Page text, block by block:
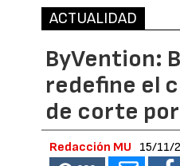
ACTUALIDAD
ByVention:
redefine el
de corte
Redacción MU 15/11/